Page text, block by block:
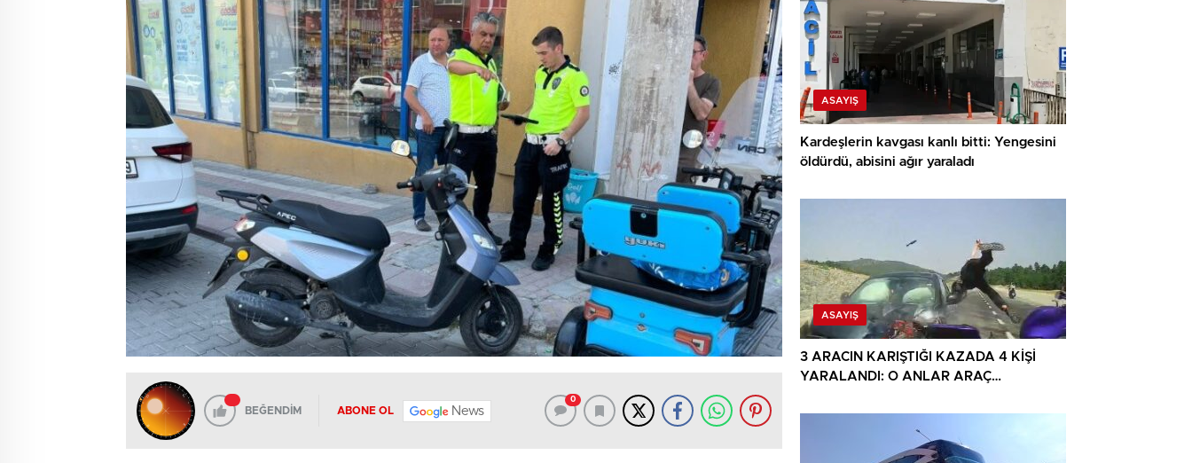
BEĞENDİM ABONE OL News
0
ASAYIŞ
Kardeşlerin kavgası kanlı bitti: Yengesini
öldürdü, abisini ağır yaraladı
ASAYIŞ
3 ARACIN KARIŞTIĞI KAZADA 4 KİŞİ
YARALANDI: O ANLAR ARAÇ